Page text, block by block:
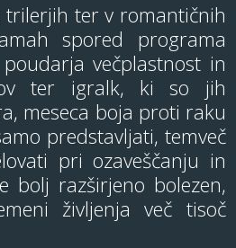
ter v romantičnih
spored programa
večplastnost in
ter igralk, ki so jih
meseca boja proti raku
predstavljati, temveč
pri ozaveščanju in
bolj razširjeno bolezen,
življenja več tisoč